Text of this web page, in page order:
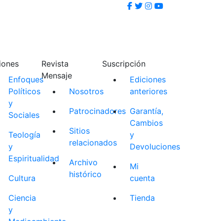
Enfoques
Políticos
y
Sociales
Teología
y
Espiritualidad
Cultura
Ciencia
y
Revista
Mensaje
Nosotros
Patrocinadores
Sitios
relacionados
Archivo
histórico
Suscripción
Ediciones
anteriores
Garantía,
Cambios
y
Devoluciones
Mi
cuenta
Tienda